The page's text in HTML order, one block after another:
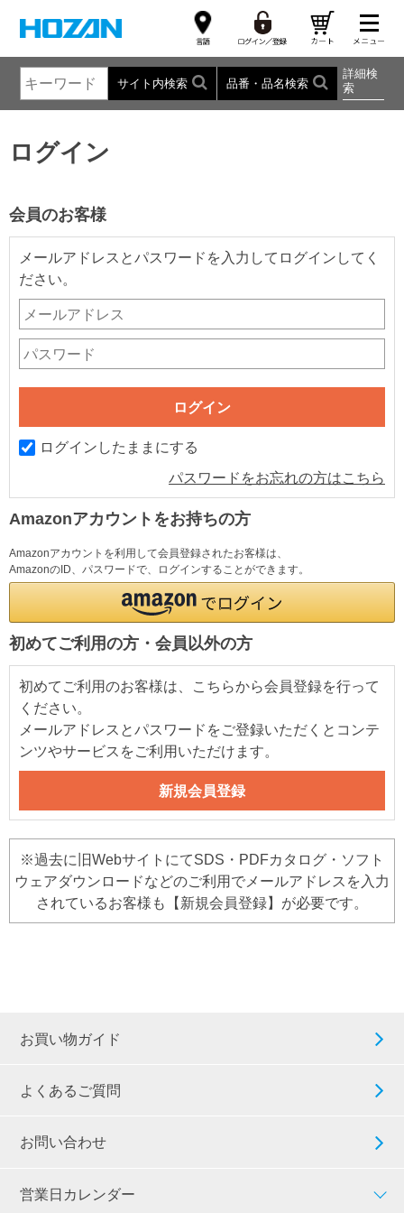
サイト内検索 品番・品名検索
詳細検
索
ログイン
会員のお客様
メールアドレスとパスワードを入力してログインしてく
ださい。
ログインしたままにする
パスワードをお忘れの方はこちら
Amazonアカウントをお持ちの方
Amazonアカウントを利用して会員登録されたお客様は、
AmazonのID、パスワードで、ログインすることができます。
初めてご利用の方・会員以外の方
初めてご利用のお客様は、こちらから会員登録を行って
ください。
メールアドレスとパスワードをご登録いただくとコンテ
ンツやサービスをご利用いただけます。
※過去に旧WebサイトにてSDS・PDFカタログ・ソフト
ウェアダウンロードなどのご利用でメールアドレスを入力
されているお客様も【新規会員登録】が必要です。
お買い物ガイド
よくあるご質問
お問い合わせ
営業日カレンダー